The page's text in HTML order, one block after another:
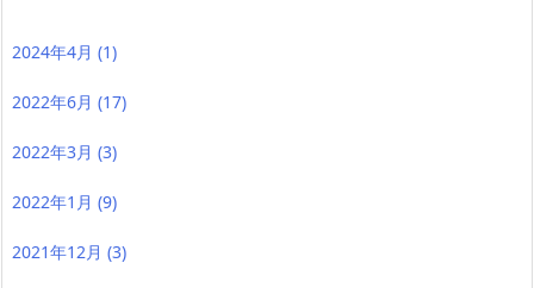
2024年4月 (1)
2022年6月 (17)
2022年3月 (3)
2022年1月 (9)
2021年12月 (3)